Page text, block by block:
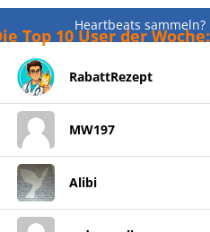
Heartbeats sammeln?
Top 10 User der Woche:
RabattRezept
MW197
Alibi